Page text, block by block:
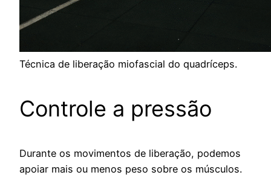
Técnica de liberação miofascial do quadríceps.
Controle a pressão
Durante os movimentos de liberação, podemos
apoiar mais ou menos peso sobre os músculos.